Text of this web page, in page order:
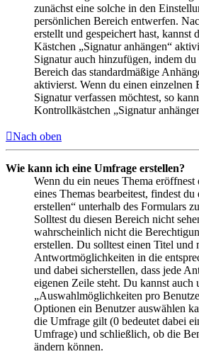
zunächst eine solche in den
persönlichen Bereich entwerfen.
erstellt und gespeichert hast, kannst
Kästchen „Signatur anhängen“
Signatur auch hinzufügen, indem
Bereich das standardmäßige
aktivierst. Wenn du einen einzelnen
Signatur verfassen möchtest, so
Kontrollkästchen „Signatur
Nach oben
Wie kann ich eine Umfrage erstellen?
Wenn du ein neues Thema eröffnest
eines Themas bearbeitest, findest
erstellen“ unterhalb des Formulars
Solltest du diesen Bereich nicht
wahrscheinlich nicht die
erstellen. Du solltest einen Titel und
Antwortmöglichkeiten in die
und dabei sicherstellen, dass jede
eigenen Zeile steht. Du kannst auch
„Auswahlmöglichkeiten pro
Optionen ein Benutzer auswählen
die Umfrage gilt (0 bedeutet dabei
Umfrage) und schließlich, ob die
ändern können.